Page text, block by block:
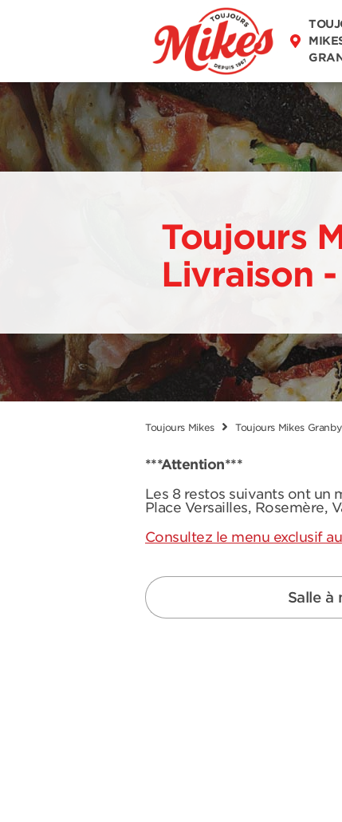
DÉCOUVREZ
NOTRE MENU
Toujours
Livraison
Toujours Mikes Toujours Mikes Granby
***Attention***
Les 8 restos suivants ont un
Place Versailles, Rosemère,
Consultez le menu exclusif
Salle à